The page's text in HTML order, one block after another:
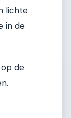
lichte
in de
de